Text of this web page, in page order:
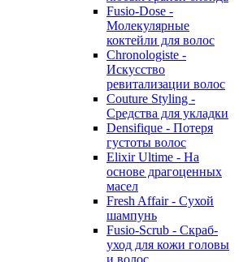
Fusio-Dose -
Молекулярные
коктейли для волос
Chronologiste -
Искусство
ревитализации волос
Couture Styling -
Средства для укладки
Densifique - Потеря
густоты волос
Elixir Ultime - На
основе драгоценных
масел
Fresh Affair - Сухой
шампунь
Fusio-Scrub - Скраб-
уход для кожи головы
и волос